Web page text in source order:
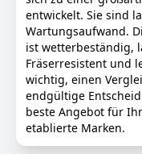
Kastenrinne aus
MONTAGE: Das
Installation der
Sie die
fixieren Sie alles
LIEFERUMFANG:
(PVC) in
komplette
Ablaufstutzen
entwickelt. Sie sind
Wartungsaufwand.
ist wetterbeständig,
Fräserresistent und
wichtig, einen
endgültige
beste Angebot für
etablierte Marken.